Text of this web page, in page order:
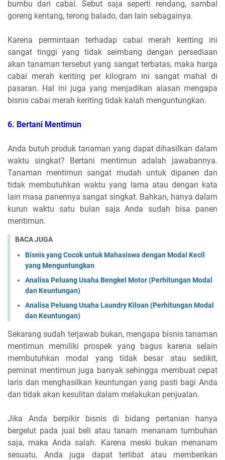
bumbu dari cabai. Sebut saja seperti rendang, sambal
goreng kentang, terong balado, dan lain sebagainya.
Karena permintaan terhadap cabai merah keriting ini
sangat tinggi yang tidak seimbang dengan persediaan
akan tanaman tersebut yang sangat terbatas, maka harga
cabai merah keriting per kilogram ini sangat mahal di
pasaran. Hal ini juga yang menjadikan alasan mengapa
bisnis cabai merah keriting tidak kalah menguntungkan.
6. Bertani Mentimun
Anda butuh produk tanaman yang dapat dihasilkan dalam
waktu singkat? Bertani mentimun adalah jawabannya.
Tanaman mentimun sangat mudah untuk dipanen dan
tidak membutuhkan waktu yang lama atau dengan kata
lain masa panennya sangat singkat. Bahkan, hanya dalam
kurun waktu satu bulan saja Anda sudah bisa panen
mentimun.
BACA JUGA
Bisnis yang Cocok untuk Mahasiswa dengan Modal Kecil
yang Menguntungkan
Analisa Peluang Usaha Bengkel Motor (Perhitungan Modal
dan Keuntungan)
Analisa Peluang Usaha Laundry Kiloan (Perhitungan Modal
dan Keuntungan)
Sekarang sudah terjawab bukan, mengapa bisnis tanaman
mentimun memiliki prospek yang bagus karena selain
membutuhkan modal yang tidak besar atau sedikit,
peminat mentimun juga banyak sehingga membuat cepat
laris dan menghasilkan keuntungan yang pasti bagi Anda
dan tidak akan kesulitan dalam melakukan penjualan.
Jika Anda berpikir bisnis di bidang pertanian hanya
bergelut pada jual beli atau tanam menanam tumbuhan
saja, maka Anda salah. Karena meski bukan menanam
sesuatu, Anda juga dapat terlibat atau memberikan